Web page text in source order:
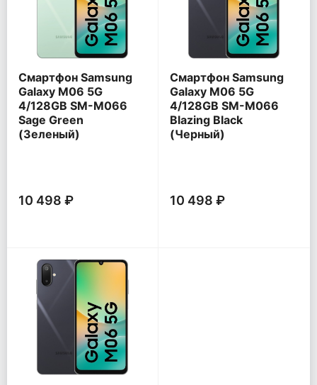
Смартфон Samsung
Galaxy M06 5G
4/128GB SM-M066
Sage Green
(Зеленый)
10 498 ₽
Смартфон Samsung
Galaxy M06 5G
4/128GB SM-M066
Blazing Black
(Черный)
10 498 ₽